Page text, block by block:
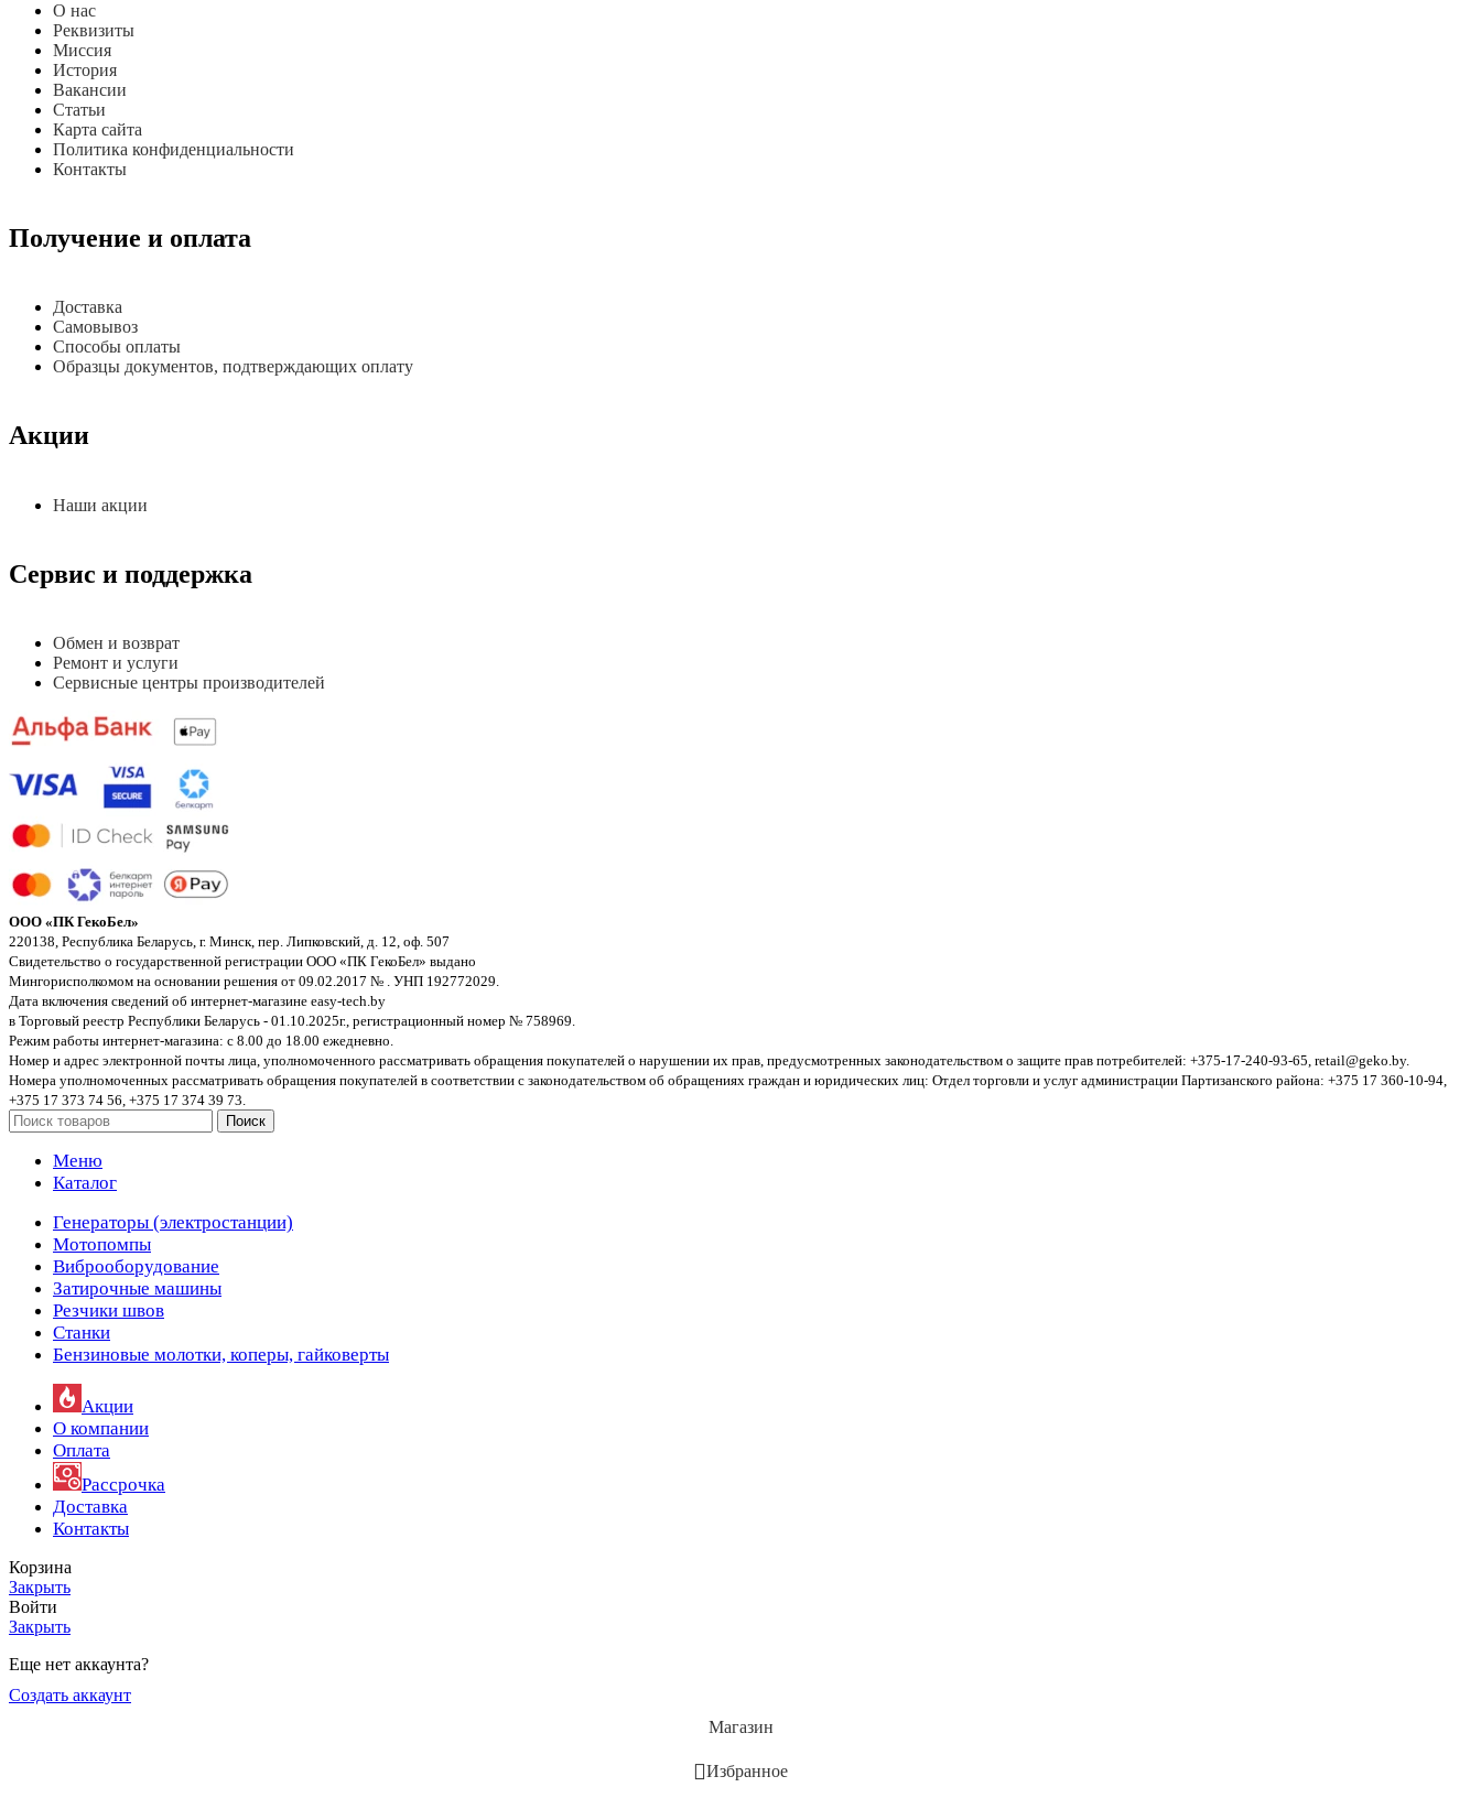
О нас
Реквизиты
Миссия
История
Вакансии
Статьи
Карта сайта
Политика конфиденциальности
Контакты
Получение и оплата
Доставка
Самовывоз
Способы оплаты
Образцы документов, подтверждающих оплату
Акции
Наши акции
Сервис и поддержка
Обмен и возврат
Ремонт и услуги
Сервисные центры производителей
ООО «ПК ГекоБел»
220138, Республика Беларусь, г. Минск, пер. Липковский, д. 12, оф. 507
Свидетельство о государственной регистрации ООО «ПК ГекоБел» выдано
Мингорисполкомом на основании решения от 09.02.2017 № . УНП 192772029.
Дата включения сведений об интернет-магазине easy-tech.by
в Торговый реестр Республики Беларусь - 01.10.2025г., регистрационный номер № 758969.
Режим работы интернет-магазина: с 8.00 до 18.00 ежедневно.
Номер и адрес электронной почты лица, уполномоченного рассматривать обращения покупателей о нарушении их прав, предусмотренных законодательством о защите прав потребителей: +375-17-240-93-65, retail@geko.by.
Номера уполномоченных рассматривать обращения покупателей в соответствии с законодательством об обращениях граждан и юридических лиц: Отдел торговли и услуг администрации Партизанского района: +375 17 360-10-94,
+375 17 373 74 56, +375 17 374 39 73.
Поиск
Меню
Каталог
Генераторы (электростанции)
Мотопомпы
Виброоборудование
Затирочные машины
Резчики швов
Станки
Бензиновые молотки, коперы, гайковерты
Акции
О компании
Оплата
Рассрочка
Доставка
Контакты
Корзина
Закрыть
Войти
Закрыть
Еще нет аккаунта?
Создать аккаунт
Магазин
Избранное